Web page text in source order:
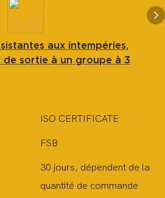
aux intempéries,
sortie à un groupe à 3
ISO CERTIFICATE
FSB
30 jours, dépendent de la
quantité de commande